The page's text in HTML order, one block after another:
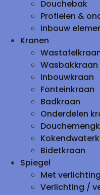
Douchebak
Profielen &
Inbouw
Kranen
Wasbakkraan
Inbouwkraan
Fonteinkraan
Badkraan
Onderdelen
Bidetkraan
Spiegel
Met verlichting
Verlichting /